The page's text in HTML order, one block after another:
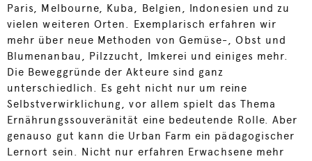
Paris, Melbourne, Kuba, Belgien, Indonesien und zu
vielen weiteren Orten. Exemplarisch erfahren wir
mehr über neue Methoden von Gemüse-, Obst und
Blumenanbau, Pilzzucht, Imkerei und einiges mehr.
Die Beweggründe der Akteure sind ganz
unterschiedlich. Es geht nicht nur um reine
Selbstverwirklichung, vor allem spielt das Thema
Ernährungssouveränität eine bedeutende Rolle. Aber
genauso gut kann die Urban Farm ein pädagogischer
Lernort sein. Nicht nur erfahren Erwachsene mehr